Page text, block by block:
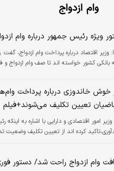
وام ازدواج
ویژه رئیس جمهور درباره وام
وزیر اقتصاد درباره پرداخت وام ازدواج،
بانکی کشور خواسته اند تا صف وام ازدواج و
خوش خاندوزی درباره پرداخت
تعیین تکلیف می‌شوند+فیلم
وزیر امور اقتصادی و دارایی با اشاره به
کرده اند از تعیین تکلیف وضعیت
وام ازدواج راحت شد/ دستور